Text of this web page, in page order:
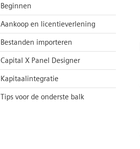
Beginnen
Aankoop en licentieverlening
Bestanden importeren
Capital X Panel Designer
Kapitaalintegratie
Tips voor de onderste balk